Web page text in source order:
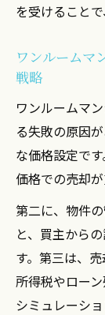
とは
得税
わる
サブ
を解
管
与え
ワン
性を
サブ
を受けること
ワンルームマ
戦略
ワンルームマ
る失敗の原因
な価格設定で
価格での売却が
第二に、物件
と、買主から
す。第三は、
所得税やロー
シミュレーシ